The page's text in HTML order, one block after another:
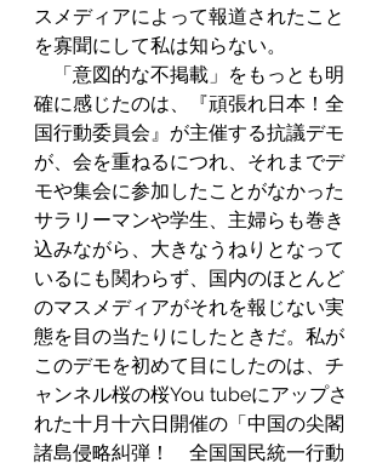
スメディアによって報道されたこと
を寡聞にして私は知らない。
「意図的な不掲載」をもっとも明
確に感じたのは、『頑張れ日本！全
国行動委員会』が主催する抗議デモ
が、会を重ねるにつれ、それまでデ
モや集会に参加したことがなかった
サラリーマンや学生、主婦らも巻き
込みながら、大きなうねりとなって
いるにも関わらず、国内のほとんど
のマスメディアがそれを報じない実
態を目の当たりにしたときだ。私が
このデモを初めて目にしたのは、チ
ャンネル桜の桜You tubeにアップさ
れた十月十六日開催の「中国の尖閣
諸島侵略糾弾！　全国国民統一行動